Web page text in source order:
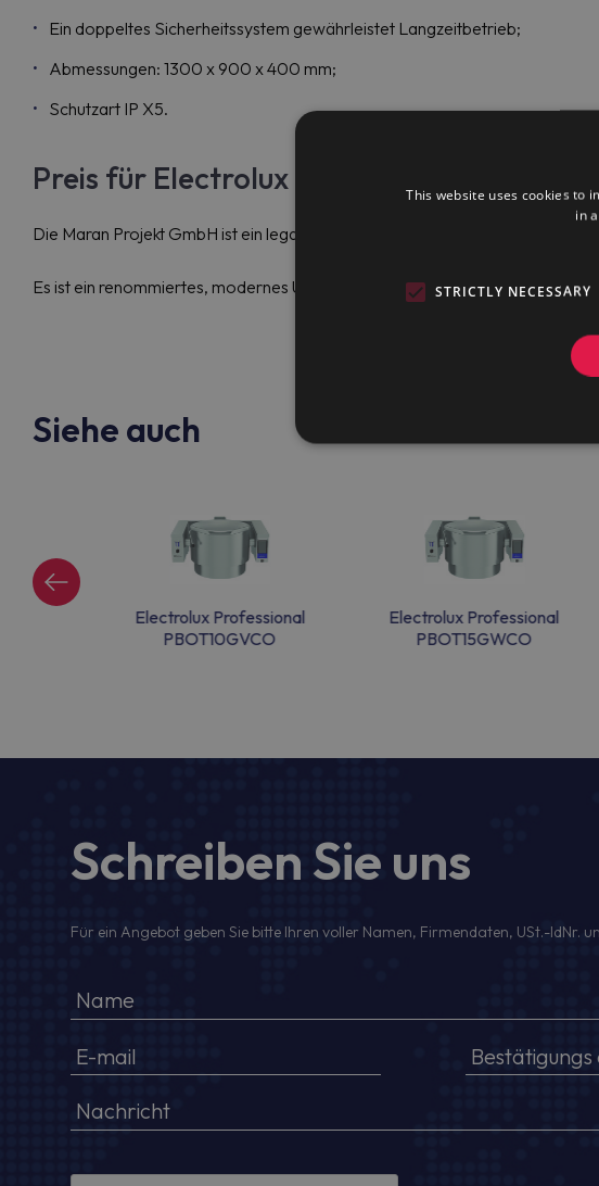
Ein doppeltes Sicherheitssystem gewährleistet Langzeitbetrieb;
Abmessungen: 1300 x 900 x 400 mm;
Schutzart IP X5.
Preis für Electrolux Professional
Die Maran Projekt GmbH ist ein legaler Händler und bietet die besten
Es ist ein renommiertes, modernes Unternehmen, das innovative und
Siehe auch
Electrolux Professional
PBOT10GVCO
Electrolux Professional
PBOT15GWCO
Schreiben Sie uns
Für ein Angebot geben Sie bitte Ihren voller Namen, Firmendaten, USt.-IdNr.
This website uses cookies to
in
STRICTLY NECESSARY